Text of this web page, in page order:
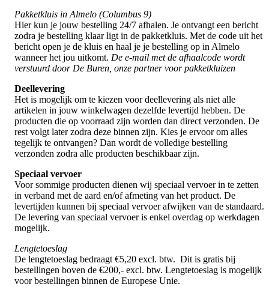
Pakketkluis in Almelo (Columbus 9)
Hier kun je jouw bestelling 24/7 afhalen. Je ontvangt een bericht
zodra je bestelling klaar ligt in de pakketkluis. Met de code uit het
bericht open je de kluis en haal je je bestelling op in Almelo
wanneer het jou uitkomt. De e-mail met de afhaalcode wordt
verstuurd door De Buren, onze partner voor pakketkluizen
Deellevering
Het is mogelijk om te kiezen voor deellevering als niet alle
artikelen in jouw winkelwagen dezelfde levertijd hebben. De
producten die op voorraad zijn worden dan direct verzonden. De
rest volgt later zodra deze binnen zijn. Kies je ervoor om alles
tegelijk te ontvangen? Dan wordt de volledige bestelling
verzonden zodra alle producten beschikbaar zijn.
Speciaal vervoer
Voor sommige producten dienen wij speciaal vervoer in te zetten
in verband met de aard en/of afmeting van het product. De
levertijden kunnen bij speciaal vervoer afwijken van de standaard.
De levering van speciaal vervoer is enkel overdag op werkdagen
mogelijk.
Lengtetoeslag
De lengtetoeslag bedraagt €5,20 excl. btw. Dit is gratis bij
bestellingen boven de €200,- excl. btw. Lengtetoeslag is mogelijk
voor bestellingen binnen de Europese Unie.